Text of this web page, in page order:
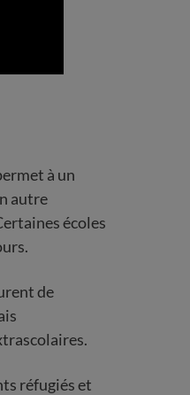
à un
autre
écoles
de
réfugiés et